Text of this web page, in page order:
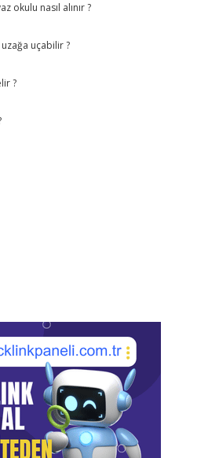
okulu nasıl alınır ?
uçabilir ?
?